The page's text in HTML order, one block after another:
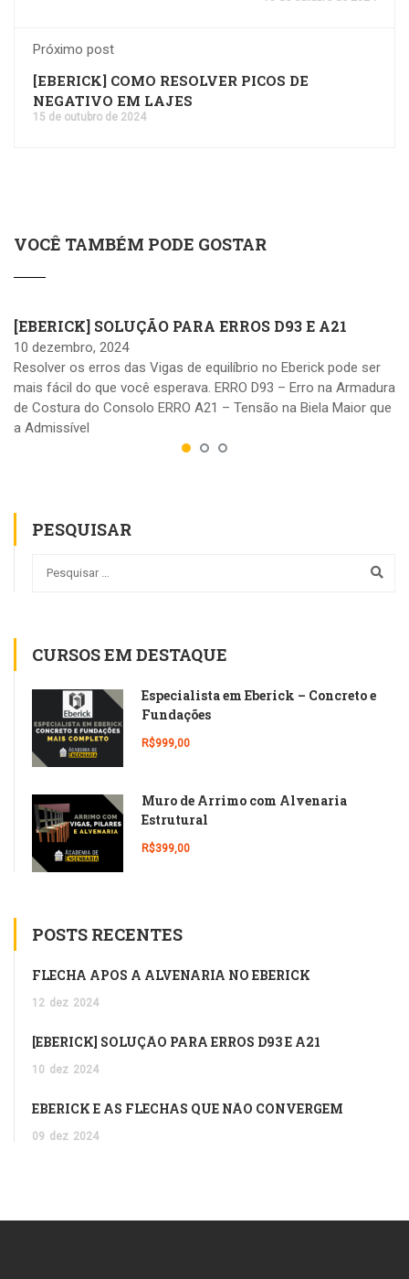
Próximo post
[EBERICK] COMO RESOLVER PICOS DE
NEGATIVO EM LAJES
15 de outubro de 2024
VOCÊ TAMBÉM PODE GOSTAR
[EBERICK] SOLUÇÃO PARA ERROS D93 E A21
10 dezembro, 2024
Resolver os erros das Vigas de equilíbrio no Eberick pode ser
mais fácil do que você esperava. ERRO D93 – Erro na Armadura
de Costura do Consolo ERRO A21 – Tensão na Biela Maior que
a Admissível
PESQUISAR
CURSOS EM DESTAQUE
Especialista em Eberick – Concreto e
Fundações
R$999,00
Muro de Arrimo com Alvenaria
Estrutural
R$399,00
POSTS RECENTES
FLECHA APÓS A ALVENARIA NO EBERICK
12 dez 2024
[EBERICK] SOLUÇÃO PARA ERROS D93 E A21
10 dez 2024
EBERICK E AS FLECHAS QUE NÃO CONVERGEM
09 dez 2024